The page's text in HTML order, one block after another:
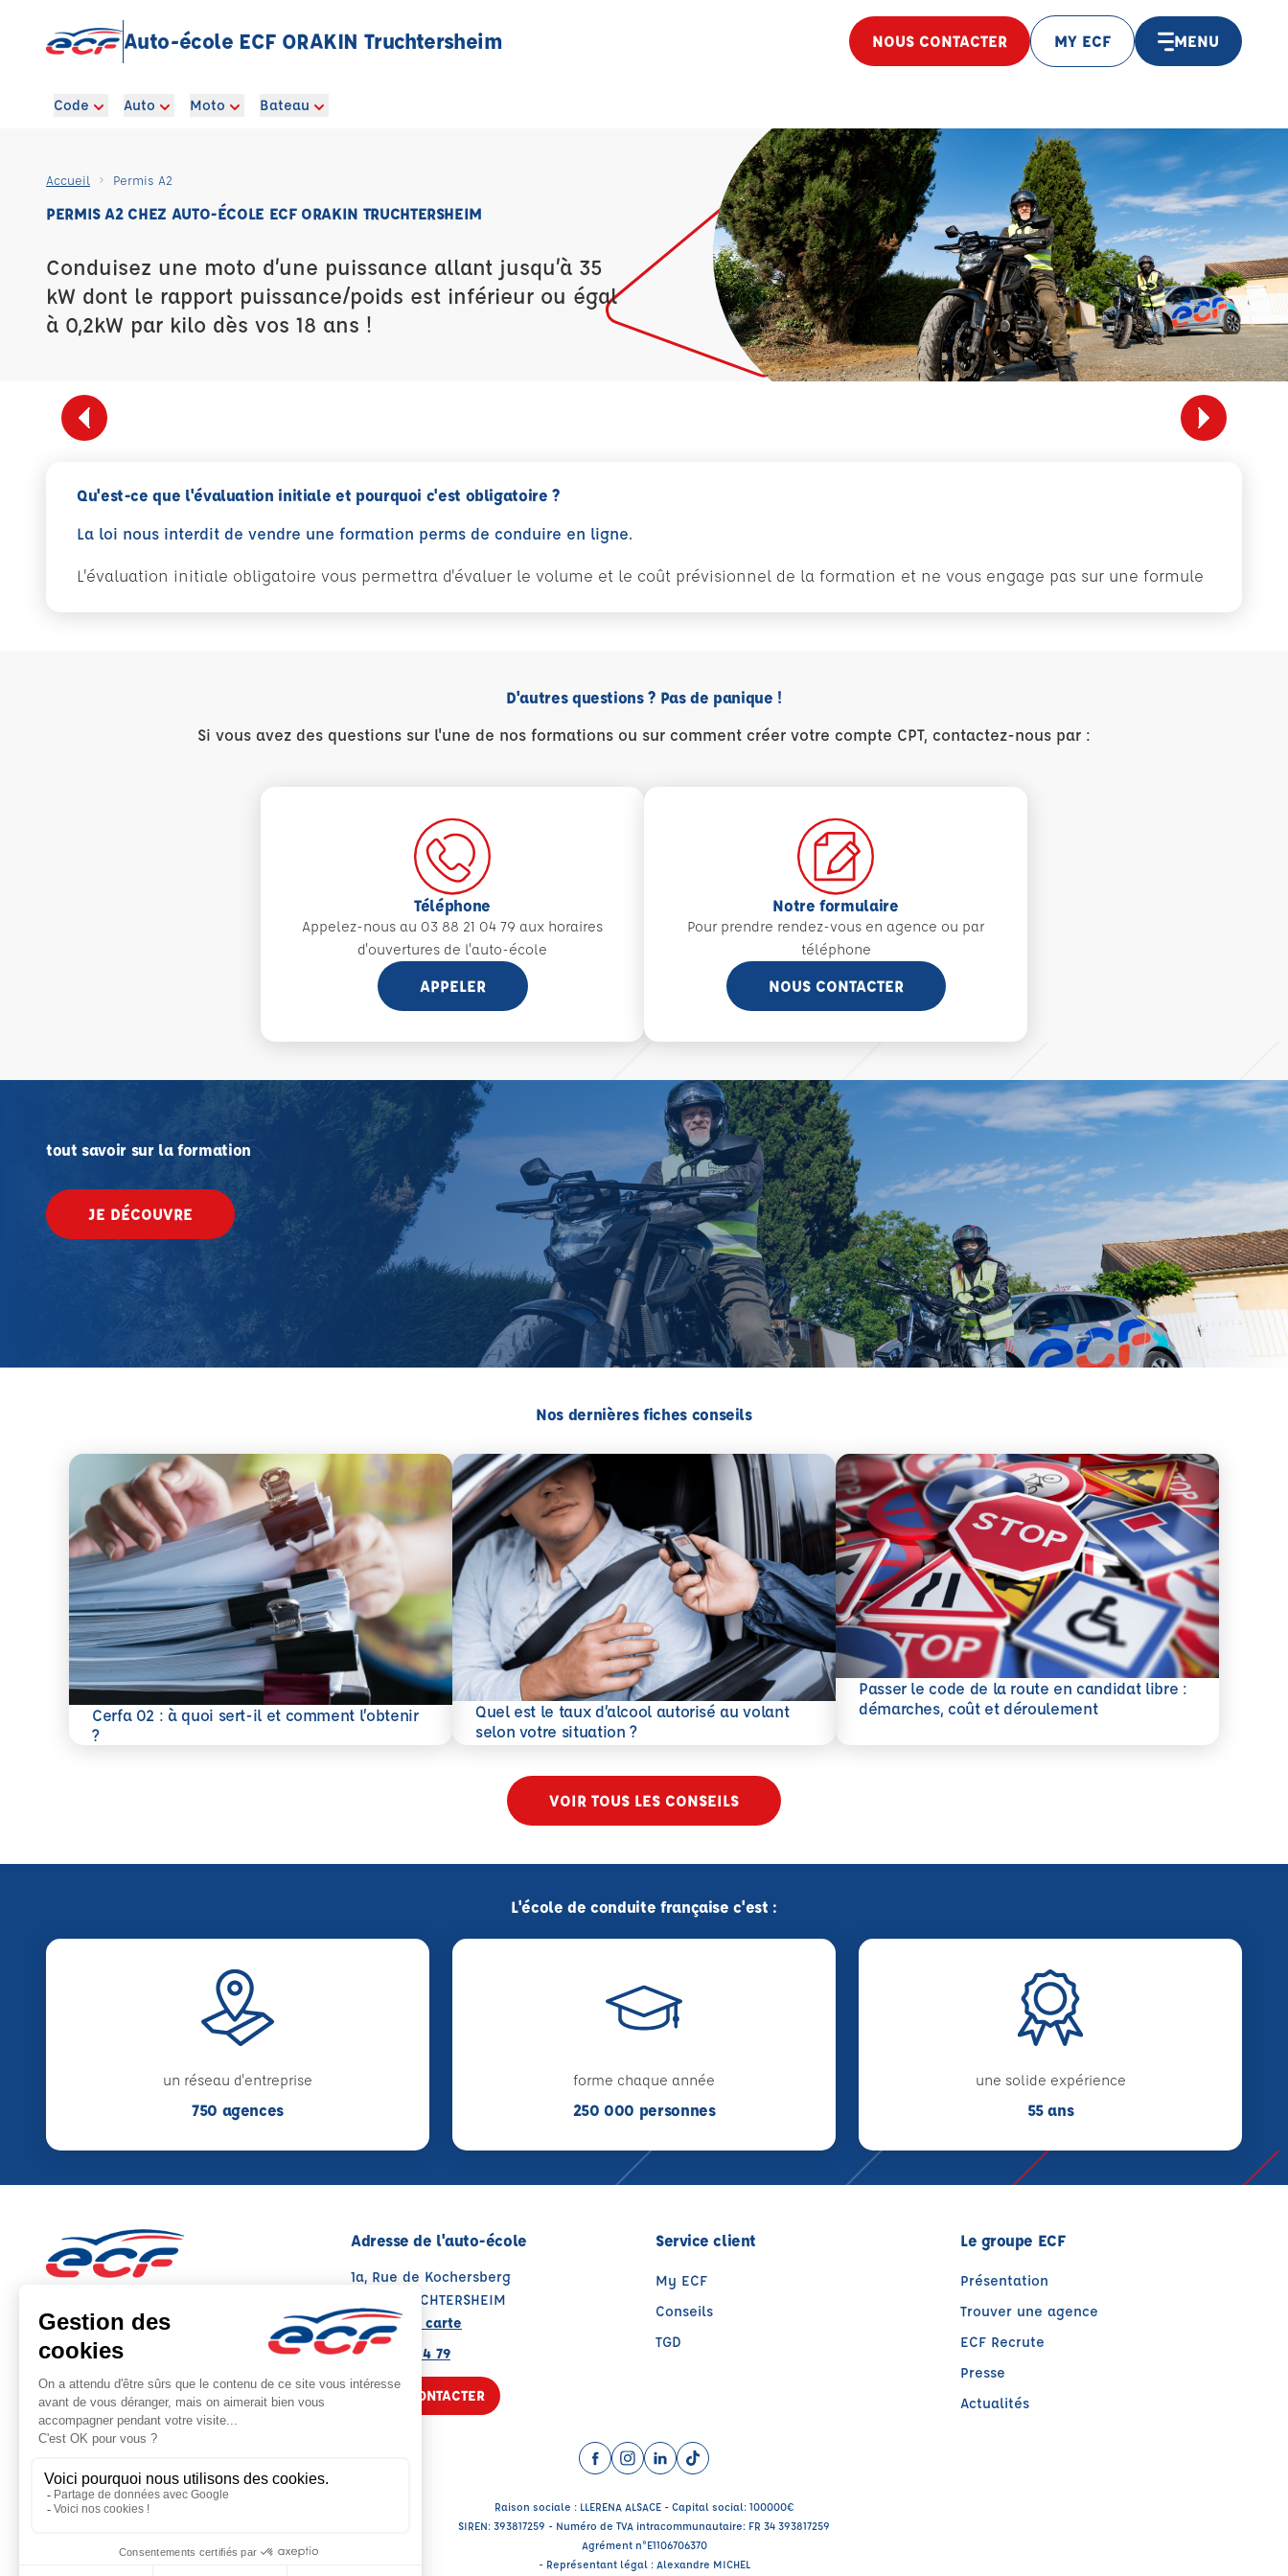
Auto-école ECF ORAKIN Truchtersheim NOUS CONTACTER MY ECF MENU
Code Auto Moto Bateau
Accueil Permis A2
PERMIS A2 CHEZ AUTO-ÉCOLE ECF ORAKIN TRUCHTERSHEIM
Conduisez une moto d’une puissance allant jusqu’à 35
kW dont le rapport puissance/poids est inférieur ou égal
à 0,2kW par kilo dès vos 18 ans !
Qu'est-ce que l'évaluation initiale et pourquoi c'est obligatoire ?
La loi nous interdit de vendre une formation perms de conduire en ligne.
L'évaluation initiale obligatoire vous permettra d'évaluer le volume et le coût prévisionnel de la formation et ne vous engage pas sur une formule
D'autres questions ? Pas de panique !
Si vous avez des questions sur l'une de nos formations ou sur comment créer votre compte CPT, contactez-nous par :
Téléphone
Appelez-nous au 03 88 21 04 79 aux horaires
d'ouvertures de l'auto-école
APPELER
Notre formulaire
Pour prendre rendez-vous en agence ou par
téléphone
NOUS CONTACTER
tout savoir sur la formation
JE DÉCOUVRE
Nos dernières fiches conseils
Cerfa 02 : à quoi sert-il et comment l’obtenir
?
En savoir plus
Quel est le taux d’alcool autorisé au volant
selon votre situation ?
En savoir plus
Passer le code de la route en candidat libre :
démarches, coût et déroulement
En savoir plus
VOIR TOUS LES CONSEILS
L'école de conduite française c'est :
un réseau d'entreprise
750 agences
forme chaque année
250 000 personnes
une solide expérience
55 ans
Note : 4.8/5
Moyenne calculée sur 23 avis
Adresse de l'auto-école
1a, Rue de Kochersberg
67370 TRUCHTERSHEIM
Voir sur la carte
03 88 21 04 79
NOUS CONTACTER
Service client
My ECF
Conseils
TGD
Le groupe ECF
Présentation
Trouver une agence
ECF Recrute
Presse
Actualités
Facebook (nouvelle fenêtre)
Instagram (nouvelle fenêtre)
LinkedIn (nouvelle fenêtre)
TikTok (nouvelle fenêtre)
Raison sociale : LLERENA ALSACE - Capital social: 100000€
SIREN: 393817259 - Numéro de TVA intracommunautaire: FR 34 393817259
Agrément n°E1106706370
- Représentant légal : Alexandre MICHEL